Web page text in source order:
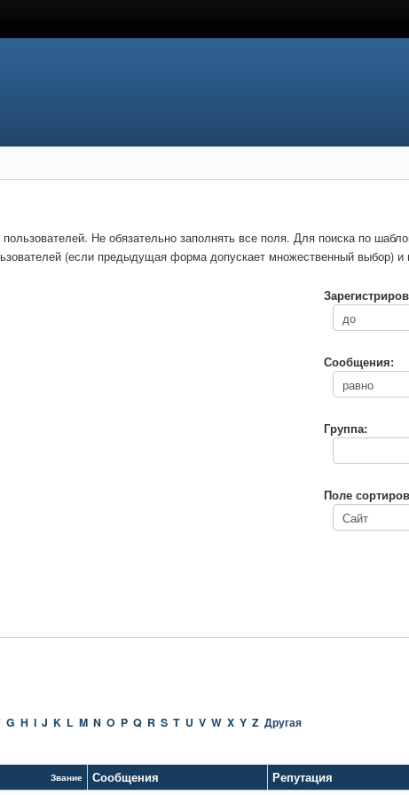
Не обязательно заполнять все поля. Для поиска по
(если предыдущая форма допускает множественный выбор)
Сообщения:
Группа:
Поле
G H I J K L M N O P Q R S T U V W X Y Z Другая
Звание Сообщения Репутация